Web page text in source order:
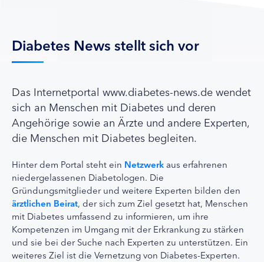
Diabetes News stellt sich vor
Das Internetportal www.diabetes-news.de wendet
sich an Menschen mit Diabetes und deren
Angehörige sowie an Ärzte und andere Experten,
die Menschen mit Diabetes begleiten.
Hinter dem Portal steht ein Netzwerk aus erfahrenen
niedergelassenen Diabetologen. Die
Gründungsmitglieder und weitere Experten bilden den
ärztlichen Beirat, der sich zum Ziel gesetzt hat, Menschen
mit Diabetes umfassend zu informieren, um ihre
Kompetenzen im Umgang mit der Erkrankung zu stärken
und sie bei der Suche nach Experten zu unterstützen. Ein
weiteres Ziel ist die Vernetzung von Diabetes-Experten.